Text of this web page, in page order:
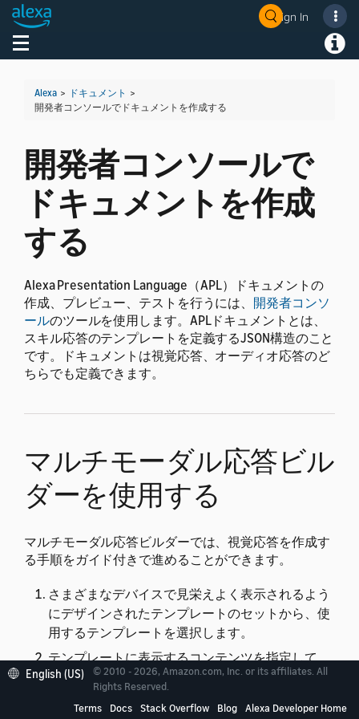
Sign In
Toggle navigation
Alexa > ドキュメント >
開発者コンソールでドキュメントを作成する
開発者コンソールで
ドキュメントを作成
する
Alexa Presentation Language（APL）ドキュメントの
作成、プレビュー、テストを行うには、 開発者コンソ
ールのツールを使用します。APLドキュメントとは、
スキル応答のテンプレートを定義するJSON構造のこと
です。ドキュメントは視覚応答、オーディオ応答のど
ちらでも定義できます。
マルチモーダル応答ビル
ダーを使用する
マルチモーダル応答ビルダーでは、視覚応答を作成す
る手順をガイド付きで進めることができます。
さまざまなデバイスで見栄えよく表示されるよう
にデザインされたテンプレートのセットから、使
用するテンプレートを選択します。
テンプレートに表示するコンテンツを指定して、
応答をカスタマイズします。
開発者コンソールとデバイスの両方で応答をプレ
English (US)
© 2010 - 2026, Amazon.com, Inc. or its affiliates. All
Rights Reserved.
Terms
Docs Stack Overflow Blog Alexa Developer Home
Welcome! Ask the DevAssistant